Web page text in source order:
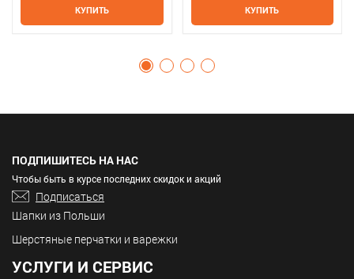
КУПИТЬ КУПИТЬ
ПОДПИШИТЕСЬ НА НАС
Чтобы быть в курсе последних скидок и акций
Подписаться
Шапки из Польши
Шерстяные перчатки и варежки
УСЛУГИ И СЕРВИС